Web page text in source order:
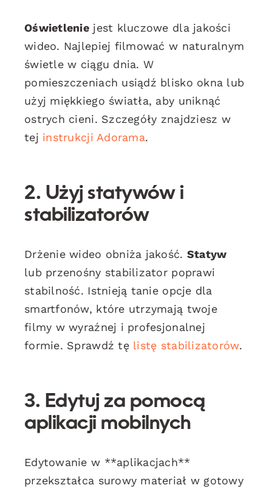
Oświetleniejest kluczowe dla jakości
wideo. Najlepiej filmować w naturalnym
świetle w ciągu dnia. W
pomieszczeniach usiądź blisko okna lub
użyj miękkiego światła, aby uniknąć
ostrych cieni. Szczegóły znajdziesz w
tej instrukcji Adorama.
2. Użyj statywów i
stabilizatorów
Drżenie wideo obniża jakość. Statyw
lub przenośny stabilizator poprawi
stabilność. Istnieją tanie opcje dla
smartfonów, które utrzymają twoje
filmy w wyraźnej i profesjonalnej
formie. Sprawdź tę listę stabilizatorów.
3. Edytuj za pomocą
aplikacji mobilnych
Edytowanie w **aplikacjach**
przekształca surowy materiał w gotowy